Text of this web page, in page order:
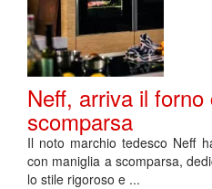
Neff, arriva il
scomparsa
Il noto marchio tedesco Neff
con maniglia a scomparsa,
lo stile rigoroso e ...